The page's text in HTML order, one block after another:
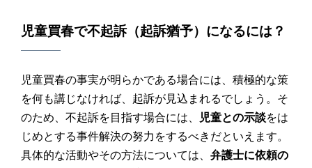
児童買春で不起訴（起訴猶予）になるには？
児童買春の事実が明らかである場合には、積極的な策
を何も講じなければ、起訴が見込まれるでしょう。そ
のため、不起訴を目指す場合には、
児童との示談をは
じめとする事件解決の努力をするべきだといえます。
具体的な活動やその方法については、 弁護士に依頼の